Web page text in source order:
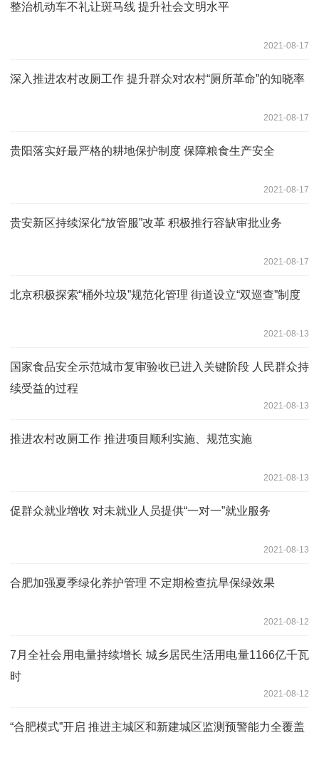
整治机动车不礼让斑马线 提升社会文明水平
2021-08-17
深入推进农村改厕工作 提升群众对农村“厕所革命”的知晓率
2021-08-17
贵阳落实好最严格的耕地保护制度 保障粮食生产安全
2021-08-17
贵安新区持续深化“放管服”改革 积极推行容缺审批业务
2021-08-17
北京积极探索“桶外垃圾”规范化管理 街道设立“双巡查”制度
2021-08-13
国家食品安全示范城市复审验收已进入关键阶段 人民群众持
续受益的过程
2021-08-13
推进农村改厕工作 推进项目顺利实施、规范实施
2021-08-13
促群众就业增收 对未就业人员提供“一对一”就业服务
2021-08-13
合肥加强夏季绿化养护管理 不定期检查抗旱保绿效果
2021-08-12
7月全社会用电量持续增长 城乡居民生活用电量1166亿千瓦
时
2021-08-12
“合肥模式”开启 推进主城区和新建城区监测预警能力全覆盖